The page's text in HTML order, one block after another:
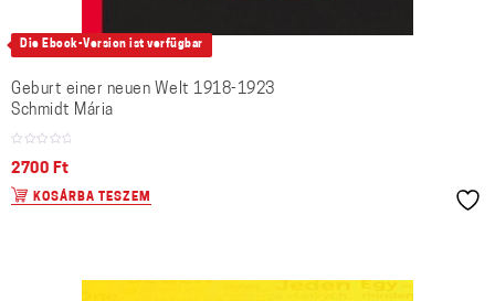
Die Ebook-Version ist verfügbar
Geburt einer neuen Welt 1918-1923
Schmidt Mária
2700 Ft
KOSÁRBA TESZEM